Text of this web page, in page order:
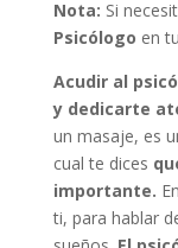
Nota: Si
Psicólogo en
Acudir al
y dedicarte
un masaje, es
cual te dices
importante.
ti, para hablar